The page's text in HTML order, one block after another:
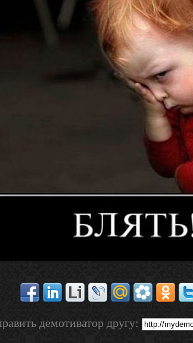
демотиватор другу: